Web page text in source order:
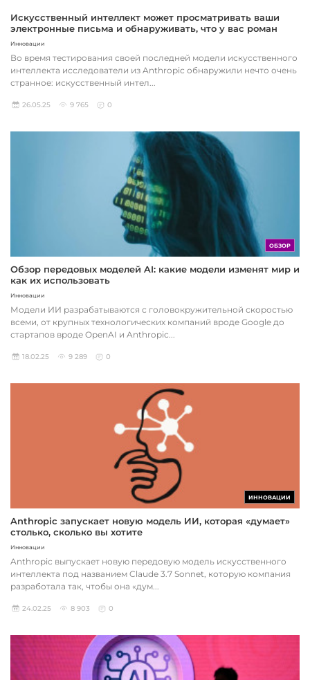
Искусственный интеллект может просматривать ваши
электронные письма и обнаруживать, что у вас роман
Инновации
Во время тестирования своей последней модели искусственного
интеллекта исследователи из Anthropic обнаружили нечто очень
странное: искусственный интел...
26.05.25 9 765 0
ОБЗОР
Обзор передовых моделей AI: какие модели изменят мир и
как их использовать
Инновации
Модели ИИ разрабатываются с головокружительной скоростью
всеми, от крупных технологических компаний вроде Google до
стартапов вроде OpenAI и Anthropic...
18.02.25 9 289 0
ИННОВАЦИИ
Anthropic запускает новую модель ИИ, которая «думает»
столько, сколько вы хотите
Инновации
Anthropic выпускает новую передовую модель искусственного
интеллекта под названием Claude 3.7 Sonnet, которую компания
разработала так, чтобы она «дум...
24.02.25 8 903 0